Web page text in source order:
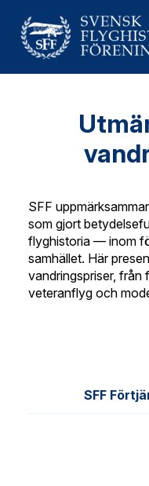
SFF
som gjort
flyghistoria — inom
samhället. Här
vandringspriser, från
veteranflyg och
SFF